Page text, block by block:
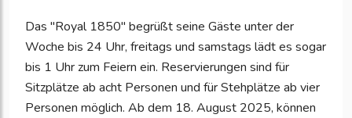
Das "Royal 1850" begrüßt seine Gäste unter der
Woche bis 24 Uhr, freitags und samstags lädt es sogar
bis 1 Uhr zum Feiern ein. Reservierungen sind für
Sitzplätze ab acht Personen und für Stehplätze ab vier
Personen möglich. Ab dem 18. August 2025, können